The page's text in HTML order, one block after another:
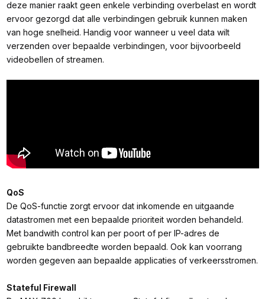
deze manier raakt geen enkele verbinding overbelast en wordt
ervoor gezorgd dat alle verbindingen gebruik kunnen maken
van hoge snelheid. Handig voor wanneer u veel data wilt
verzenden over bepaalde verbindingen, voor bijvoorbeeld
videobellen of streamen.
QoS
De QoS-functie zorgt ervoor dat inkomende en uitgaande
datastromen met een bepaalde prioriteit worden behandeld.
Met bandwith control kan per poort of per IP-adres de
gebruikte bandbreedte worden bepaald. Ook kan voorrang
worden gegeven aan bepaalde applicaties of verkeersstromen.
Stateful Firewall